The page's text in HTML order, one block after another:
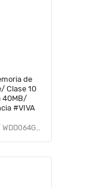
de
Clase 10
40MB/
#VIVA
WESTERN DIGITAL / WDC1510003 / WDD064G1P0C